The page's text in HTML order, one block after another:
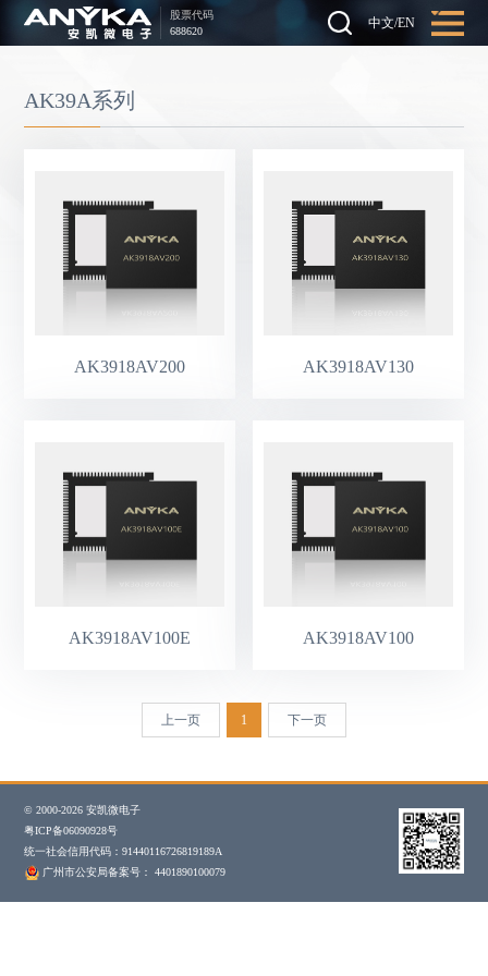
中文/EN
股票代码
688620
AK39A系列
AK3918AV200 AK3918AV130
AK3918AV100E AK3918AV100
上一页 1 下一页
© 2000-2026 安凯微电子
粤ICP备06090928号
统一社会信用代码：91440116726819189A
广州市公安局备案号： 4401890100079